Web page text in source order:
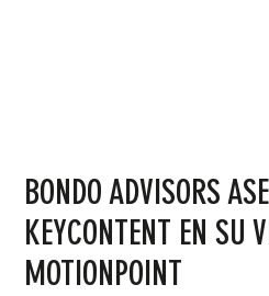
BONDO ADVISORS
KEYCONTENT EN SU
MOTIONPOINT